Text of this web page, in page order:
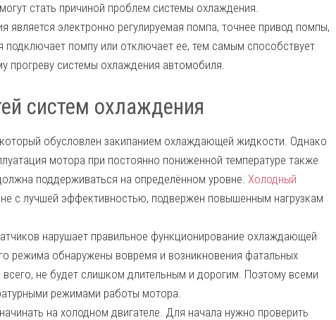
стать причиной проблем системы охлаждения.
электронно регулируемая помпа, точнее привод помпы,
подключает помпу или отключает ее, тем самым способствует
прогреву системы охлаждения автомобиля.
систем охлаждения
обусловлен закипанием охлаждающей жидкости. Однако
мотора при постоянно пониженной температуре также
поддерживаться на определённом уровне. Холодный
с лучшей эффективностью, подвержен повышенным нагрузкам
нарушает правильное функционирование охлаждающей
режима обнаружены вовремя и возникновения фатальных
не будет слишком длительным и дорогим. Поэтому всеми
режимами работы мотора.
на холодном двигателе. Для начала нужно проверить